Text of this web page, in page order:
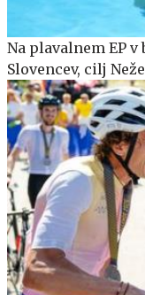
Na plavalnem EP
Slovencev, cilj